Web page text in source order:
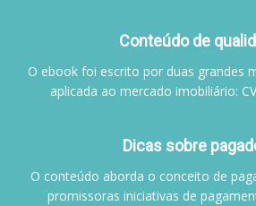
Conteúdo de
O ebook foi escrito por duas grandes
aplicada ao mercado imobiliário:
Dicas sobre
O conteúdo aborda o conceito de
promissoras iniciativas de